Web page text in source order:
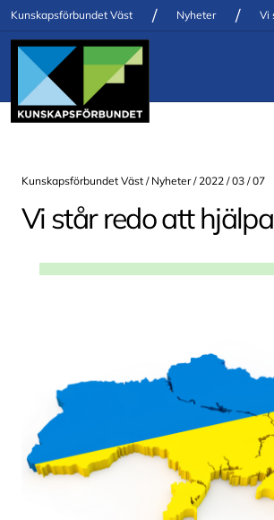
Kunskapsförbundet Väst / Nyheter / Vi
Kunskapsförbundet Väst / Nyheter/ 2022 / 03 / 07
Vi står redo att hjälpa